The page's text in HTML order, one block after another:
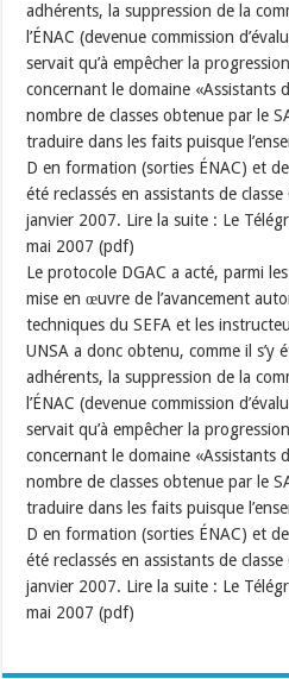
adhérents, la suppression de la
l’ÉNAC (devenue commission
servait qu’à empêcher la
concernant le domaine «Assistants
nombre de classes obtenue par le
traduire dans les faits puisque
D en formation (sorties ÉNAC) et
été reclassés en assistants de
janvier 2007. Lire la suite : Le
mai 2007 (pdf)
Le protocole DGAC a acté, parmi
mise en œuvre de l’avancement
techniques du SEFA et les
UNSA a donc obtenu, comme il s’y
adhérents, la suppression de la
l’ÉNAC (devenue commission
servait qu’à empêcher la
concernant le domaine «Assistants
nombre de classes obtenue par le
traduire dans les faits puisque
D en formation (sorties ÉNAC) et
été reclassés en assistants de
janvier 2007. Lire la suite : Le
mai 2007 (pdf)